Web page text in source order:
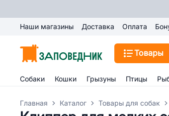
Наши магазины Доставка Оплата
Товары
Собаки Кошки Грызуны Птицы
Главная Каталог Товары для собак